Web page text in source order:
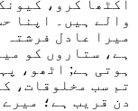
اکٹھا کرو،
والے ہیں۔ اپنا
میرا عادل فرشتہ
ہے، ستاروں کو
ہوتی ہے; اٹھو،
تم سب مخلوقات،
دن قریب ہے؛